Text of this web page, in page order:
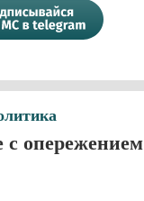
с опережением